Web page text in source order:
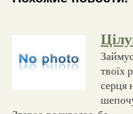
твоїх
серця